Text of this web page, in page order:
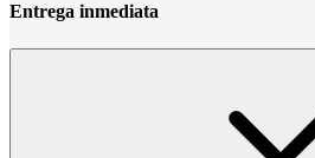
Entrega inmediata